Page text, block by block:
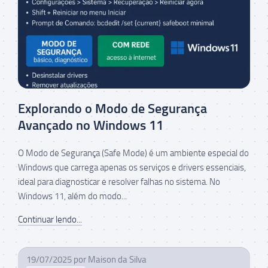
Explorando o Modo de Segurança
Avançado no Windows 11
O Modo de Segurança (Safe Mode) é um ambiente especial do
Windows que carrega apenas os serviços e drivers essenciais,
ideal para diagnosticar e resolver falhas no sistema. No
Windows 11, além do modo...
Continuar lendo...
19/07/2025 por Maison da Silva